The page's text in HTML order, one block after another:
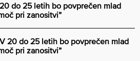
do 25 letih bo povprečen mlad
pri zanositvi”
20 do 25 letih bo povprečen mlad
pri zanositvi”